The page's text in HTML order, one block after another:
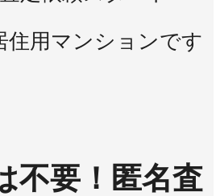
住用マンションです
不要！ 匿名査